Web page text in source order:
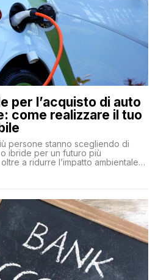
per l’acquisto di auto
come realizzare il tuo
persone stanno scegliendo di
ibride per un futuro più
a ridurre l’impatto ambientale,
lungo termine, come minori costi